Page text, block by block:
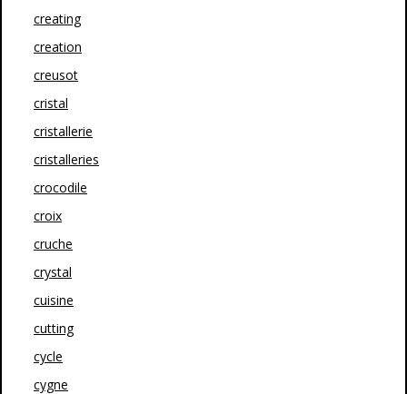
creating
creation
creusot
cristal
cristallerie
cristalleries
crocodile
croix
cruche
crystal
cuisine
cutting
cycle
cygne